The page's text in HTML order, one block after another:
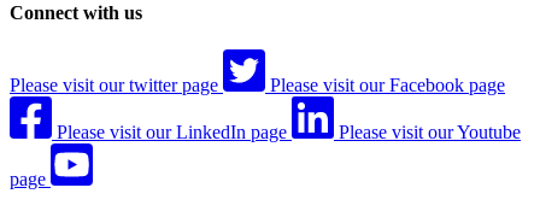
Connect with us
Please visit our twitter page Please visit our Facebook page
Please visit our LinkedIn page Please visit our Youtube
page